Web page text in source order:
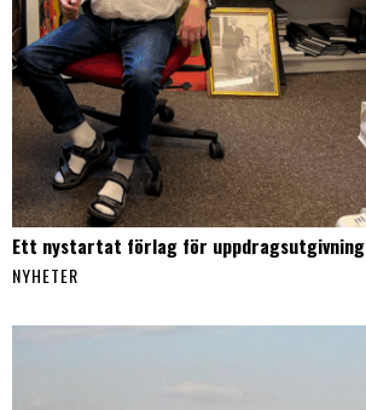
Ett nystartat förlag för uppdragsutgivning
NYHETER